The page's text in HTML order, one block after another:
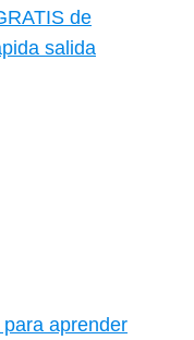
de
salida
aprender